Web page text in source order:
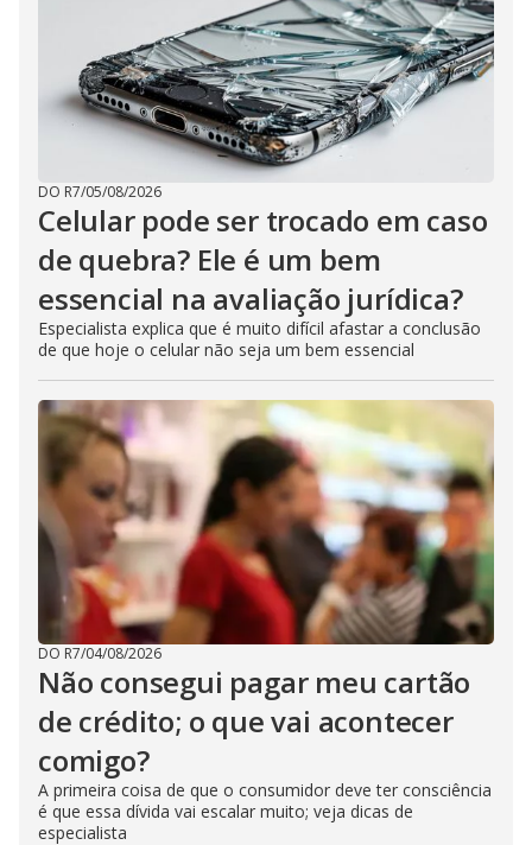
DO R7/05/08/2026
Celular pode ser trocado em caso
de quebra? Ele é um bem
essencial na avaliação jurídica?
Especialista explica que é muito difícil afastar a conclusão
de que hoje o celular não seja um bem essencial
DO R7/04/08/2026
Não consegui pagar meu cartão
de crédito; o que vai acontecer
comigo?
A primeira coisa de que o consumidor deve ter consciência
é que essa dívida vai escalar muito; veja dicas de
especialista